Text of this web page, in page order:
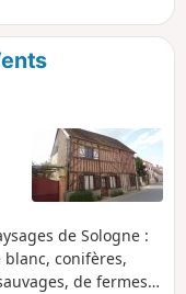
de Sologne :
conifères,
de fermes